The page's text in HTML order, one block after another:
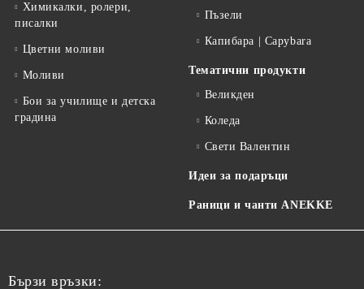
Химикалки, ролери,
писалки
Цветни моливи
Моливи
Бои за училище и детска
градина
Пъзели
Капибара | Capybara
Тематични продукти
Великден
Коледа
Свети Валентин
Идеи за подаръци
Раници и чанти ANEKKE
Бързи връзки: